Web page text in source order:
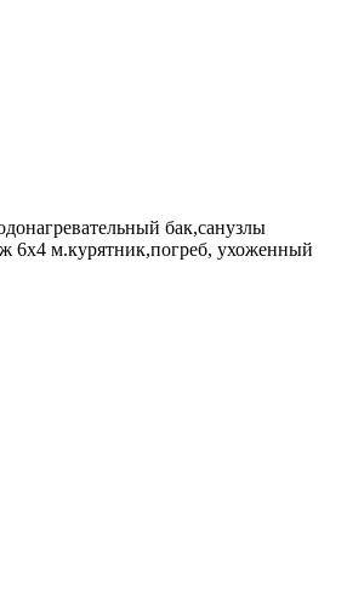
бак,санузлы
6х4 м.курятник,погреб, ухоженный